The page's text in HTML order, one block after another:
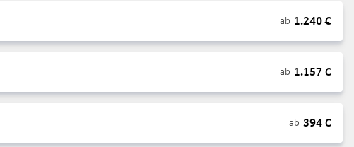
ab 1.240€
ab 1.157 €
ab 394€